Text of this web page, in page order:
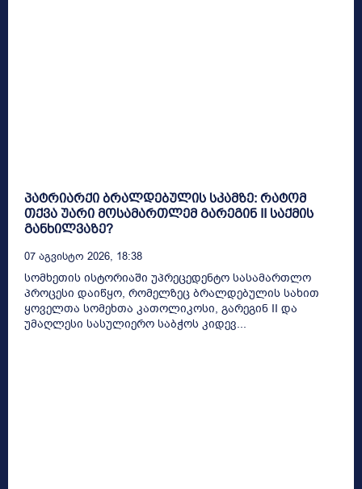
პატრიარქი ბრალდებულის სკამზე: რატომ
თქვა უარი მოსამართლემ გარეგინ II საქმის
განხილვაზე?
07 Აგვისტო 2026, 18:38
სომხეთის ისტორიაში უპრეცედენტო სასამართლო
პროცესი დაიწყო, რომელზეც ბრალდებულის სახით
ყოველთა სომეხთა კათოლიკოსი, გარეგინ II და
უმაღლესი სასულიერო საბჭოს კიდევ...